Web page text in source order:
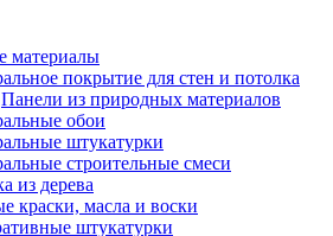
материалы
покрытие для стен и потолка
Панели из природных материалов
обои
штукатурки
строительные смеси
из дерева
краски, масла и воски
штукатурки